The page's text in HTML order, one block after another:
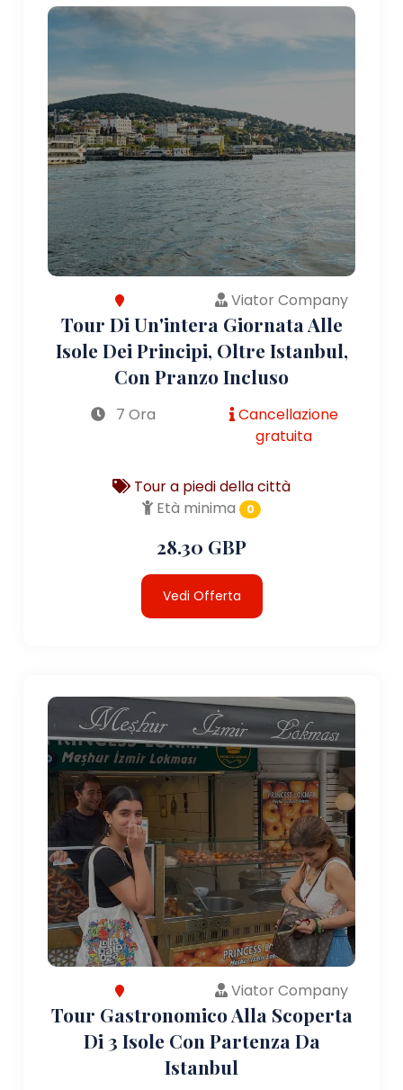
Viator Company
Tour Di Un'intera Giornata Alle
Isole Dei Principi, Oltre Istanbul,
Con Pranzo Incluso
7 Ora
Cancellazione
gratuita
Tour a piedi della città
Età minima
0
28.30 GBP
Vedi Offerta
Viator Company
Tour Gastronomico Alla Scoperta
Di 3 Isole Con Partenza Da
Istanbul